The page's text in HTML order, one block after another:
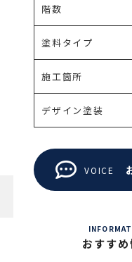
階数
塗料タイプ
施工箇所
デザイン塗装
VOICE
おすすめ